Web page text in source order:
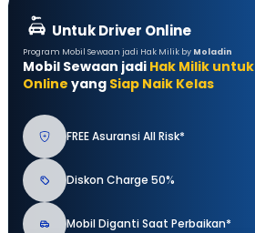
Untuk Driver Online
Program Mobil Sewaan jadi Hak Milik by Moladin
Mobil Sewaan jadi Hak Milik untuk
Online yang Siap Naik Kelas
FREE Asuransi All Risk*
Diskon Charge 50%
Mobil Diganti Saat Perbaikan*